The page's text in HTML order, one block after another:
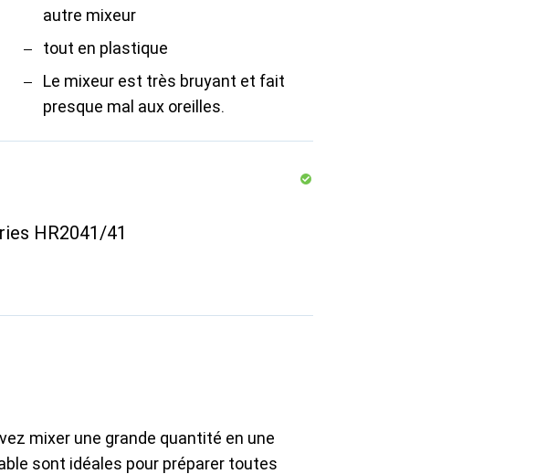
autre mixeur
tout en plastique
Le mixeur est très bruyant et fait
presque mal aux oreilles.
HR2041/41
mixer une grande quantité en une
sont idéales pour préparer toutes